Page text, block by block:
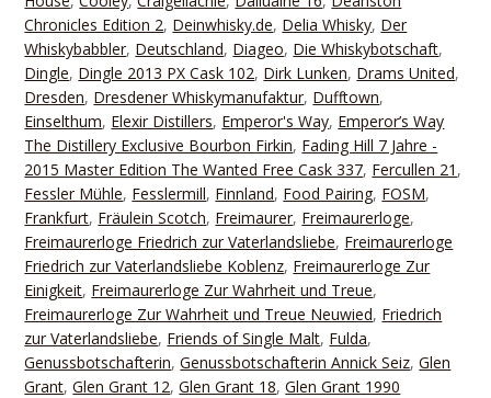
Chronicles Edition 2, Deinwhisky.de, Delia Whisky, Der
Whiskybabbler, Deutschland, Diageo, Die Whiskybotschaft,
Dingle, Dingle 2013 PX Cask 102, Dirk Lunken, Drams United,
Dresden, Dresdener Whiskymanufaktur, Dufftown,
Einselthum, Elexir Distillers, Emperor's Way, Emperor’s Way
The Distillery Exclusive Bourbon Firkin, Fading Hill 7 Jahre -
2015 Master Edition The Wanted Free Cask 337, Fercullen 21 ,
Fessler Mühle, Fesslermill, Finnland, Food Pairing, FOSM,
Frankfurt, Fräulein Scotch, Freimaurer, Freimaurerloge,
Freimaurerloge Friedrich zur Vaterlandsliebe, Freimaurerloge
Friedrich zur Vaterlandsliebe Koblenz, Freimaurerloge Zur
Einigkeit, Freimaurerloge Zur Wahrheit und Treue,
Freimaurerloge Zur Wahrheit und Treue Neuwied, Friedrich
zur Vaterlandsliebe, Friends of Single Malt, Fulda,
Genussbotschafterin,Genussbotschafterin Annick Seiz,Glen
Grant,Glen Grant 12,Glen Grant 18,Glen Grant 1990